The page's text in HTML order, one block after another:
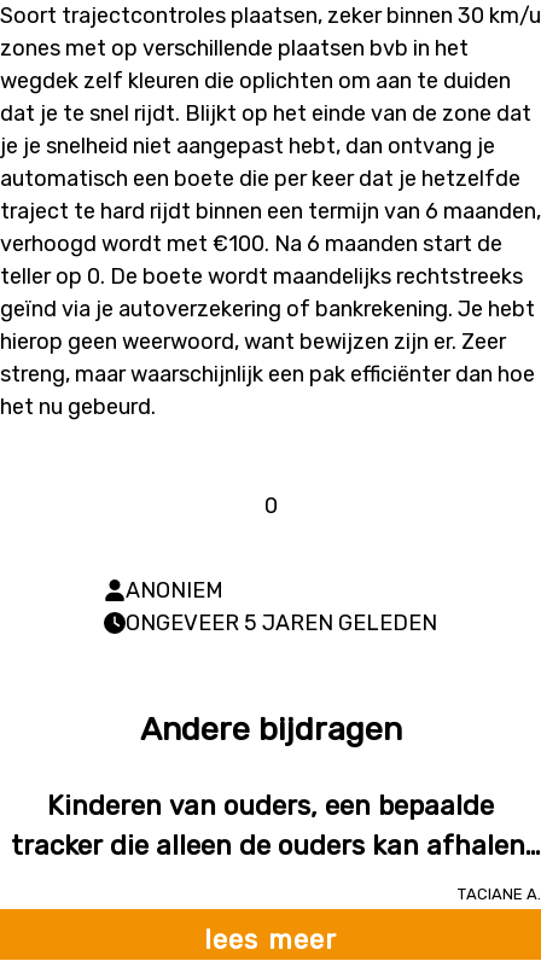
Soort trajectcontroles plaatsen, zeker binnen 30 km/u
zones met op verschillende plaatsen bvb in het
wegdek zelf kleuren die oplichten om aan te duiden
dat je te snel rijdt. Blijkt op het einde van de zone dat
je je snelheid niet aangepast hebt, dan ontvang je
automatisch een boete die per keer dat je hetzelfde
traject te hard rijdt binnen een termijn van 6 maanden,
verhoogd wordt met €100. Na 6 maanden start de
teller op 0. De boete wordt maandelijks rechtstreeks
geïnd via je autoverzekering of bankrekening. Je hebt
hierop geen weerwoord, want bewijzen zijn er. Zeer
streng, maar waarschijnlijk een pak efficiënter dan hoe
het nu gebeurd.
0
ANONIEM
ONGEVEER 5 JAREN GELEDEN
Andere bijdragen
Kinderen van ouders, een bepaalde
tracker die alleen de ouders kan afhalen.
Zo kunnen ze niet vermist gerakenTaciane A.
lees meer